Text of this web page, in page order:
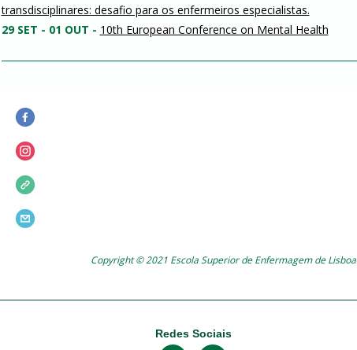
transdisciplinares: desafio para os enfermeiros especialistas.
29 SET - 01 OUT - 10th European Conference on Mental Health
Copyright © 2021 Escola Superior de Enfermagem de Lisboa
Redes Sociais